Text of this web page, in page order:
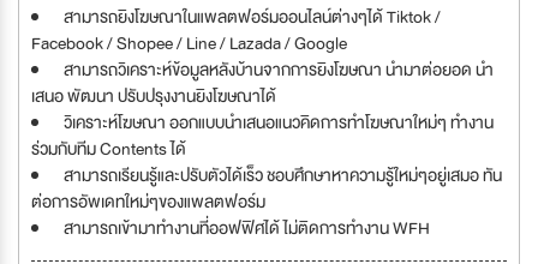
สามารถยิงโฆษณาในแพลตฟอร์มออนไลน์ต่างๆได้ Tiktok /
Facebook / Shopee / Line / Lazada / Google
สามารถวิเคราะห์ข้อมูลหลังบ้านจากการยิงโฆษณา นำมาต่อยอด นำ
เสนอ พัฒนา ปรับปรุงงานยิงโฆษณาได้
วิเคราะห์โฆษณา ออกแบบนำเสนอแนวคิดการทำโฆษณาใหม่ๆ ทำงาน
ร่วมกับทีม Contents ได้
สามารถเรียนรู้และปรับตัวได้เร็ว ชอบศึกษาหาความรู้ใหม่ๆอยู่เสมอ ทัน
ต่อการอัพเดทใหม่ๆของแพลตฟอร์ม
สามารถเข้ามาทำงานที่ออฟฟิศได้ ไม่ติดการทำงาน WFH